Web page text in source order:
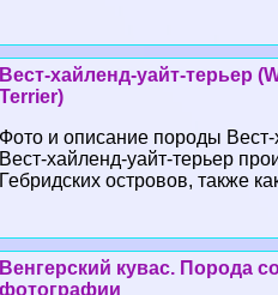
Вест-хайленд-уайт-терьер
Terrier)
Фото и описание породы Вест-
Вест-хайленд-уайт-терьер
Гебридских островов, также
Венгерский кувас. Порода
фотографии